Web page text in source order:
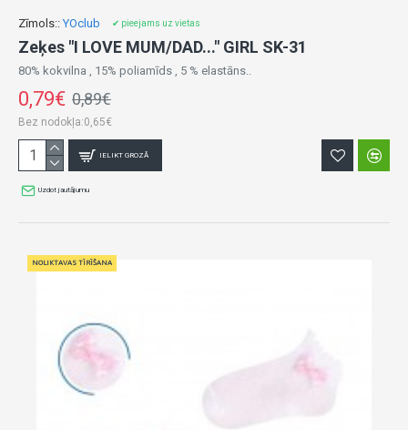
Zīmols:: YOclub ✔ pieejams uz vietas
Zeķes "I LOVE MUM/DAD..." GIRL SK-31
80% kokvilna , 15% poliamīds , 5 % elastāns..
0,79€ 0,89€
Bez nodokļa:0,65€
IELIKT GROZĀ
Uzdot jautājumu
NOLIKTAVAS TĪRĪŠANA